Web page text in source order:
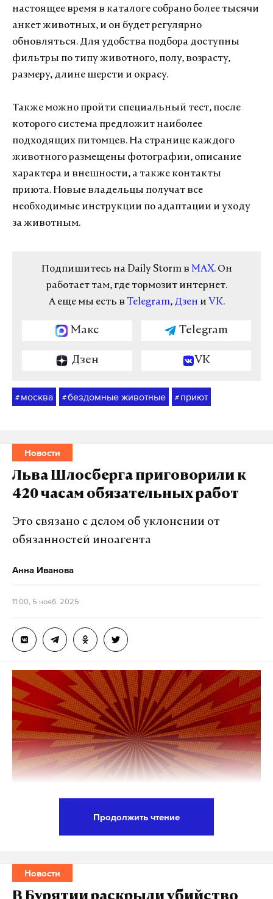
настоящее время в каталоге собрано более тысячи
анкет животных, и он будет регулярно
обновляться. Для удобства подбора доступны
фильтры по типу животного, полу, возрасту,
размеру, длине шерсти и окрасу.
Также можно пройти специальный тест, после
которого система предложит наиболее
подходящих питомцев. На странице каждого
животного размещены фотографии, описание
характера и внешности, а также контакты
приюта. Новые владельцы получат все
необходимые инструкции по адаптации и уходу
за животным.
Подпишитесь на Daily Storm в MAX. Он
работает там, где тормозит интернет.
А еще мы есть в Telegram, Дзен и VK.
Макс Telegram
Дзен VK
# москва #бездомные животные # приют
Новости
Льва Шлосберга приговорили к
420 часам обязательных работ
Это связано с делом об уклонении от
обязанностей иноагента
Анна Иванова
11:00, 5 нояб. 2025
(внесен Минюстом РФ в реестр иноагентов) к 420
часам обязательных работ по делу о повторном
Продолжить чтение
Новости